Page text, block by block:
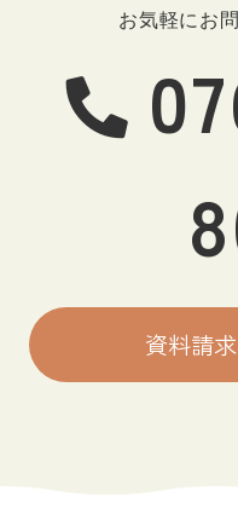
お気軽にお
資料請